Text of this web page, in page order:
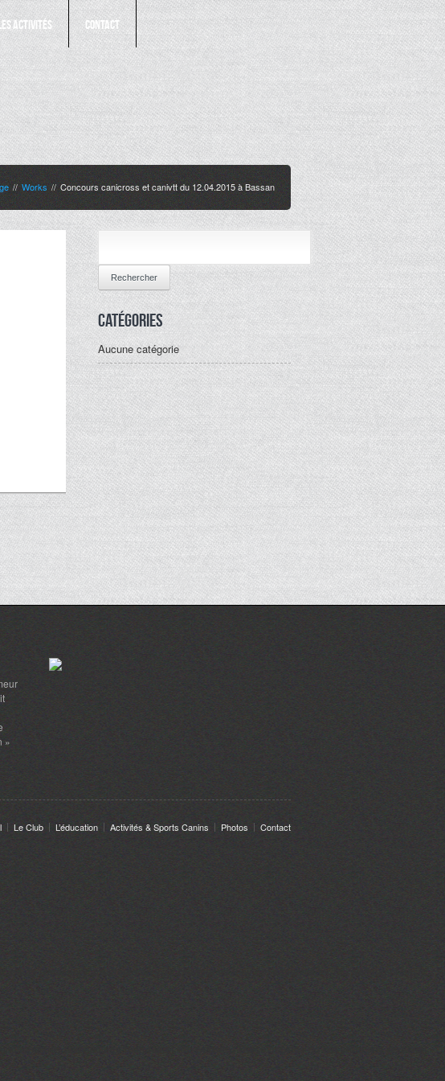
Activités Contact
// Works // Concours canicross et canivtt du 12.04.2015 à Bassan
Catégories
Aucune catégorie
»
Le Club L’éducation Activités & Sports Canins Photos Contact